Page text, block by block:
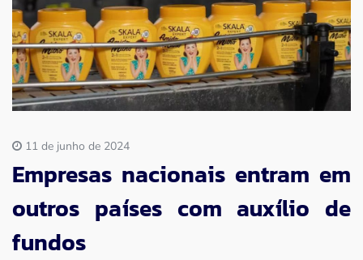
Imprensa
Contato
11 de junho de 2024
Empresas nacionais entram em
outros países com auxílio de
fundos